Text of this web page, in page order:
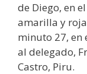
de Diego, en
amarilla y
minuto 27, en
al delegado,
Castro, Piru.